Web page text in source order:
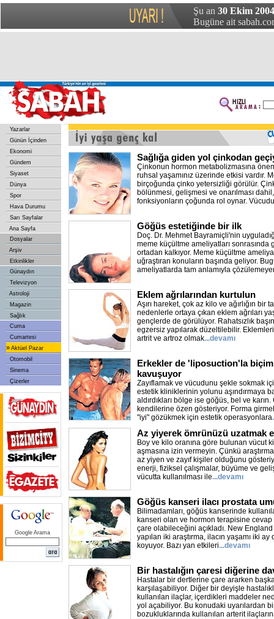
Şu an 30 Ekim
Bugüne ait
Yazarlar
Günün İçinden
Ekonomi
Gündem
Siyaset
Dünya
Spor
Hava Durumu
Sarı Sayfalar
Ana Sayfa
Dosyalar
Arşiv
Etkinlikler
Günaydın
Televizyon
Astroloji
Magazin
Sağlık
Cuma
Cumartesi
» Aktüel Pazar
Otomobil
Sinema
Çizerler
Google Arama
Sağlığa giden yol çinkodan
Çinkonun hormon metabolizmasına
ruhsal yaşamınız üzerinde etkisi vardır.
birçoğunda çinko yetersizliği görülür.
bölünmesi, gelişmesi ve onarılması
fonksiyonların çoğunda rol oynar.
Göğüs estetiğinde bir ilk
Doç. Dr. Mehmet Bayramiçli'nin
meme küçültme ameliyatları sonrasında
ortadan kalkıyor. Meme küçültme
uğraştıran konuların başında geliyor.
ameliyatlarda tam anlamıyla
Eklem ağrılarından kurtulun
Aşırı hareket, çok az kilo ve ağırlığın bir
nedenlerle ortaya çıkan eklem ağrıları
gençlerde de görülüyor. Rahatsızlık
egzersiz yapılarak düzeltilebilir.
artrit ve artroz olmak...devamı
Erkekler de 'liposuction'la
kavuşuyor
Zayıflamak ve vücudunu şekle sokmak
estetik kliniklerinin yolunu aşındırmaya
aldırdıkları bölge ise göğüs, bel ve
kendilerine özen gösteriyor. Forma
"iyi" gözükmek için estetik operasyonlara
Az yiyerek ömrünüzü uzatmak
Boy ve kilo oranına göre bulunan vücut
aşmasına izin vermeyin. Çünkü
az yiyen ve zayıf kişiler olduğunu
enerji, fiziksel çalışmalar, büyüme ve
vücutta kullanılması ile...devamı
Göğüs kanseri ilacı prostata
Bilimadamları, göğüs kanserinde
kanseri olan ve hormon terapisine
çare olabileceğini açıkladı. New
yapılan iki araştırma, ilacın yaşamı iki ay
koyuyor. Bazı yan etkileri...devamı
Bir hastalığın çaresi diğerine
Hastalar bir dertlerine çare ararken
karşılaşabiliyor. Diğer bir deyişle
kullanılan ilaçlar, içerdikleri maddeler
yol açabiliyor. Bu konudaki uyarılardan
bozukluklarında kullanılan arterit